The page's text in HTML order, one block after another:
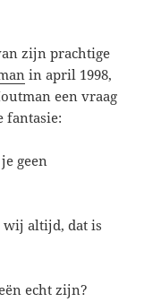
zijn prachtige
in april 1998,
een vraag
fantasie:
geen
wij altijd, dat is
echt zijn?